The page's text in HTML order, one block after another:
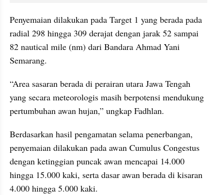
Penyemaian dilakukan pada Target 1 yang berada pada
radial 298 hingga 309 derajat dengan jarak 52 sampai
82 nautical mile (nm) dari Bandara Ahmad Yani
Semarang.
“Area sasaran berada di perairan utara Jawa Tengah
yang secara meteorologis masih berpotensi mendukung
pertumbuhan awan hujan,” ungkap Fadhlan.
Berdasarkan hasil pengamatan selama penerbangan,
penyemaian dilakukan pada awan Cumulus Congestus
dengan ketinggian puncak awan mencapai 14.000
hingga 15.000 kaki, serta dasar awan berada di kisaran
4.000 hingga 5.000 kaki.